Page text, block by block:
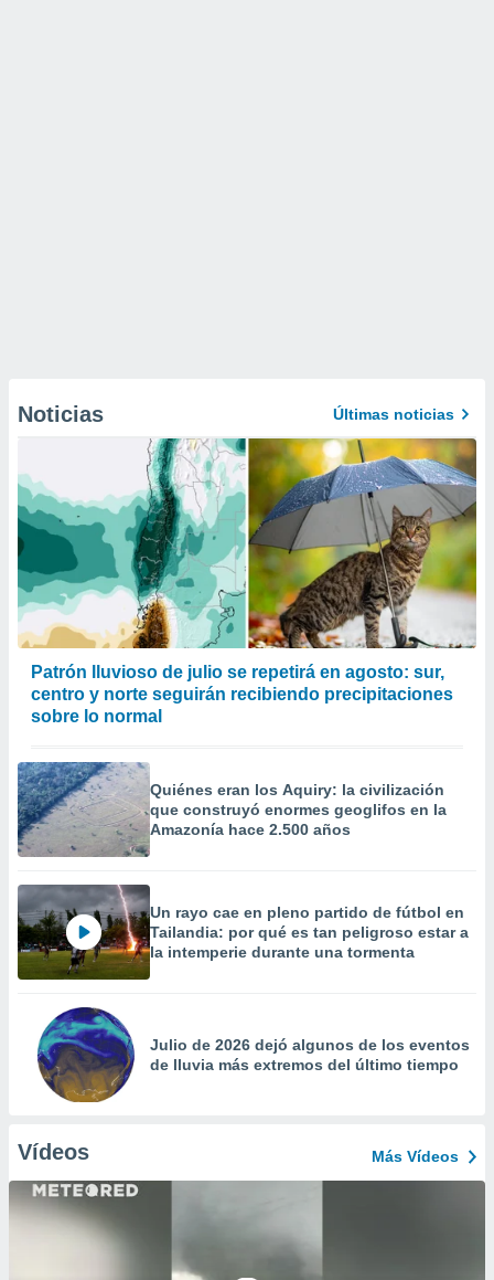
Noticias Últimas noticias
Patrón lluvioso de julio se repetirá en agosto: sur,
centro y norte seguirán recibiendo precipitaciones
sobre lo normal
Quiénes eran los Aquiry: la civilización
que construyó enormes geoglifos en la
Amazonía hace 2.500 años
Un rayo cae en pleno partido de fútbol en
Tailandia: por qué es tan peligroso estar a
la intemperie durante una tormenta
Julio de 2026 dejó algunos de los eventos
de lluvia más extremos del último tiempo
Vídeos Más Vídeos